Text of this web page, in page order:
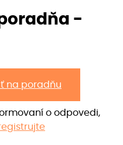
-
na poradňu
o odpovedi,